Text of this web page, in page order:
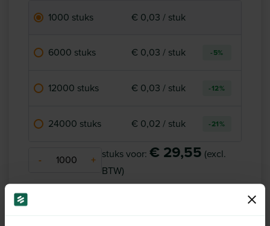
1000 stuks € 0,03 / stuk
6000 stuks € 0,03 / stuk -5%
12000 stuks € 0,03 / stuk -12%
24000 stuks € 0,02 / stuk -21%
- + stuks voor: € 29,55 (excl.
BTW)